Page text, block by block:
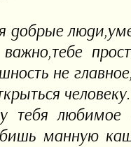
добрые
не
человеку.
у тебя
манную